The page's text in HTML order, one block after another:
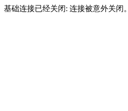
基础连接已经关闭: 连接被意外关闭。